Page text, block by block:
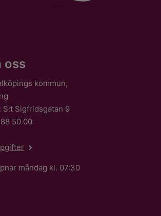
oss
kommun,
S:t Sigfridsgatan 9
50 00
måndag kl. 07:30